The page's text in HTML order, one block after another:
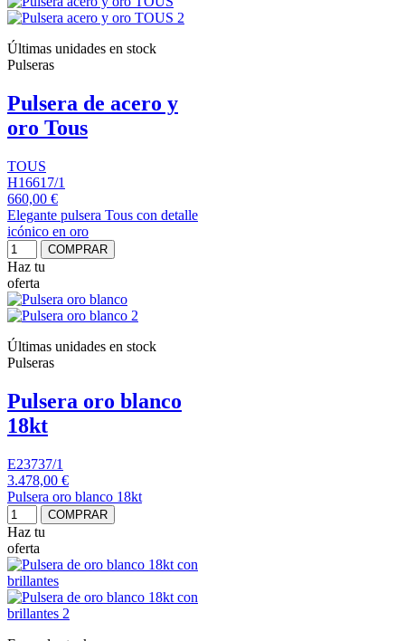
Últimas unidades en stock
Pulseras
Pulsera de acero y
oro Tous
TOUS
H16617/1
660,00 €
Elegante pulsera Tous con detalle
icónico en oro
COMPRAR
Haz tu
oferta
Últimas unidades en stock
Pulseras
Pulsera oro blanco
18kt
E23737/1
3.478,00 €
Pulsera oro blanco 18kt
COMPRAR
Haz tu
oferta